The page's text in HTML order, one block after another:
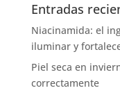
Entradas
Niacinamida: el
iluminar y
Piel seca en
correctamente